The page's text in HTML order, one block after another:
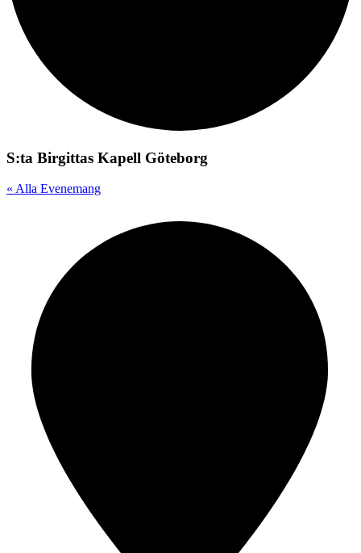
S:ta Birgittas Kapell Göteborg
« Alla Evenemang